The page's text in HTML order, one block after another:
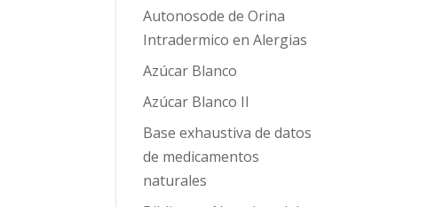
Autonosode de Orina
Intradermico en Alergias
Azúcar Blanco
Azúcar Blanco II
Base exhaustiva de datos
de medicamentos
naturales